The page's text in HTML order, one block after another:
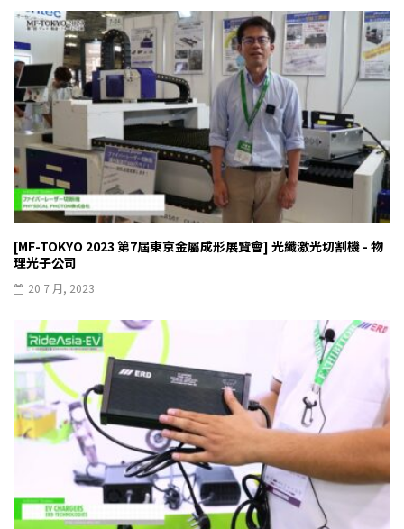
[MF-TOKYO 2023 第7屆東京金屬成形展覽會] 光纖激光切割機 - 物
理光子公司
20 7 月, 2023